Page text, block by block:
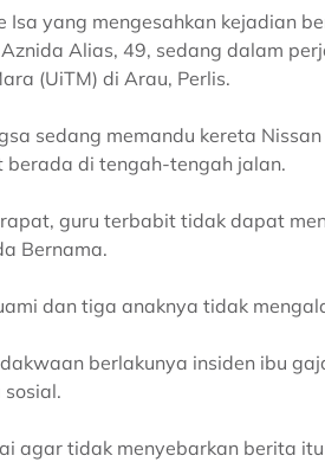
Isa yang mengesahkan kejadian
Alias, 49, sedang dalam
(UiTM) di Arau, Perlis.
sedang memandu kereta
di tengah-tengah jalan.
guru terbabit tidak dapat
Bernama.
dan tiga anaknya tidak
berlakunya insiden ibu
agar tidak menyebarkan berita